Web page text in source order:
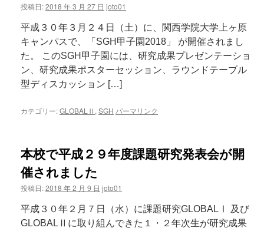
投稿日:2018 年 3 月 27 日 joto01
平成３０年３月２４日（土）に、関西学院大学上ヶ原
キャンパスで、「SGH甲子園2018」 が開催されまし
た。 このSGH甲子園には、研究成果プレゼンテーショ
ン、研究成果ポスターセッション、ラウンドテーブル
型ディスカッション […]
カテゴリー:GLOBALⅡ , SGH パーマリンク
本校で平成２９年度課題研究発表会が開
催されました
投稿日:2018 年 2 月 9 日 joto01
平成３０年２月７日（水）に課題研究GLOBALⅠ 及び
GLOBALⅡに取り組んできた１・２年次生が研究成果